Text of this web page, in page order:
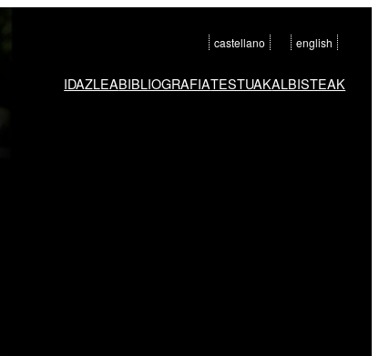
castellano english
IDAZLEABIBLIOGRAFIATESTUAKALBISTEAK